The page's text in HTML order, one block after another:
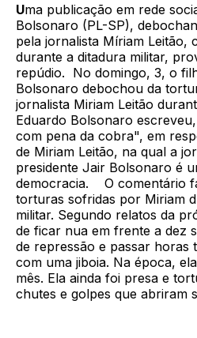
Uma publicação em rede
Bolsonaro (PL-SP),
pela jornalista Míriam Leitão,
durante a ditadura militar,
repúdio. No domingo, 3, o
Bolsonaro debochou da
jornalista Miriam Leitão
Eduardo Bolsonaro
com pena da cobra", em
de Miriam Leitão, na qual a
presidente Jair Bolsonaro é
democracia. O comentário
torturas sofridas por Miriam
militar. Segundo relatos da
de ficar nua em frente a dez
de repressão e passar horas
com uma jiboia. Na época,
mês. Ela ainda foi presa e
chutes e golpes que abriram